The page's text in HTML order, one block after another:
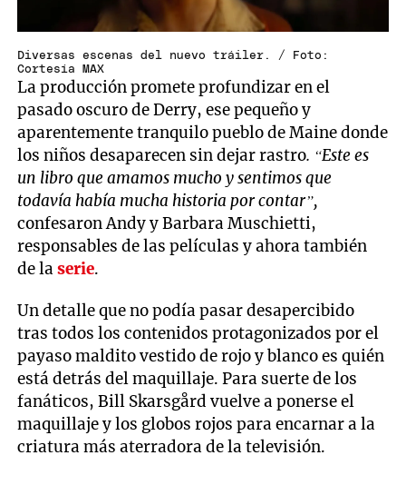
Diversas escenas del nuevo tráiler. / Foto:
Cortesía MAX
La producción promete profundizar en el
pasado oscuro de Derry, ese pequeño y
aparentemente tranquilo pueblo de Maine donde
los niños desaparecen sin dejar rastro. “Este es
un libro que amamos mucho y sentimos que
todavía había mucha historia por contar”,
confesaron Andy y Barbara Muschietti,
responsables de las películas y ahora también
de laserie.
Un detalle que no podía pasar desapercibido
tras todos los contenidos protagonizados por el
payaso maldito vestido de rojo y blanco es quién
está detrás del maquillaje. Para suerte de los
fanáticos, Bill Skarsgård vuelve a ponerse el
maquillaje y los globos rojos para encarnar a la
criatura más aterradora de la televisión.